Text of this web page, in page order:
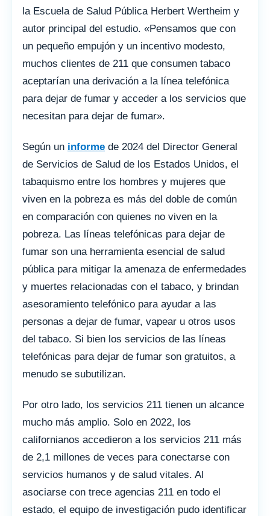
la Escuela de Salud Pública Herbert Wertheim y
autor principal del estudio. «Pensamos que con
un pequeño empujón y un incentivo modesto,
muchos clientes de 211 que consumen tabaco
aceptarían una derivación a la línea telefónica
para dejar de fumar y acceder a los servicios que
necesitan para dejar de fumar».
Según un informe de 2024 del Director General
de Servicios de Salud de los Estados Unidos, el
tabaquismo entre los hombres y mujeres que
viven en la pobreza es más del doble de común
en comparación con quienes no viven en la
pobreza. Las líneas telefónicas para dejar de
fumar son una herramienta esencial de salud
pública para mitigar la amenaza de enfermedades
y muertes relacionadas con el tabaco, y brindan
asesoramiento telefónico para ayudar a las
personas a dejar de fumar, vapear u otros usos
del tabaco. Si bien los servicios de las líneas
telefónicas para dejar de fumar son gratuitos, a
menudo se subutilizan.
Por otro lado, los servicios 211 tienen un alcance
mucho más amplio. Solo en 2022, los
californianos accedieron a los servicios 211 más
de 2,1 millones de veces para conectarse con
servicios humanos y de salud vitales. Al
asociarse con trece agencias 211 en todo el
estado, el equipo de investigación pudo identificar